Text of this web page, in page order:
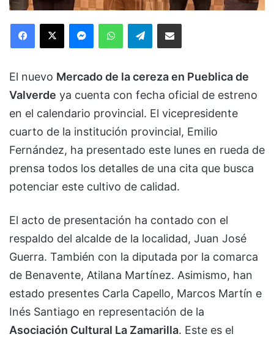
Facebook
X MessengerWhatsAppTelegramCompartir via Email
El nuevo Mercado de la cereza en Pueblica de
Valverde ya cuenta con fecha oficial de estreno
en el calendario provincial. El vicepresidente
cuarto de la institución provincial, Emilio
Fernández, ha presentado este lunes en rueda de
prensa todos los detalles de una cita que busca
potenciar este cultivo de calidad.
El acto de presentación ha contado con el
respaldo del alcalde de la localidad, Juan José
Guerra. También con la diputada por la comarca
de Benavente, Atilana Martínez. Asimismo, han
estado presentes Carla Capello, Marcos Martín e
Inés Santiago en representación de la
Asociación Cultural La Zamarilla. Este es el